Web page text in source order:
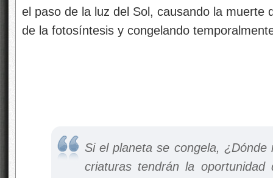
el paso de la luz del Sol, causando la muerte
de la fotosíntesis y congelando
Si el planeta se congela,
criaturas tendrán la